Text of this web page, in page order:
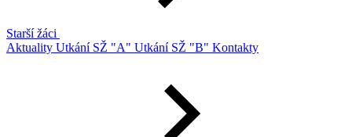
Starší žáci
Aktuality Utkání SŽ "A" Utkání SŽ "B" Kontakty